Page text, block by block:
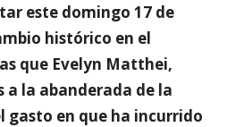
este domingo 17 de
histórico en el
que Evelyn Matthei,
a la abanderada de la
gasto en que ha incurrido